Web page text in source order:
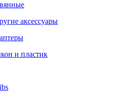
аксессуары
и пластик